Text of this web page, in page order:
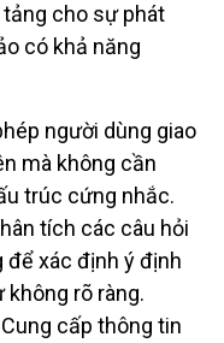
tảng cho sự phát
có khả năng
người dùng giao
mà không cần
trúc cứng nhắc.
tích các câu hỏi
để xác định ý định
rõ ràng.
Cung cấp thông tin